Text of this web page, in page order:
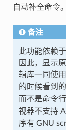
自动补全命令。
备注
此功能依赖
因此，显示
辑库一同使
的时候看到
而不是命令
视器不支持
序有 GNU